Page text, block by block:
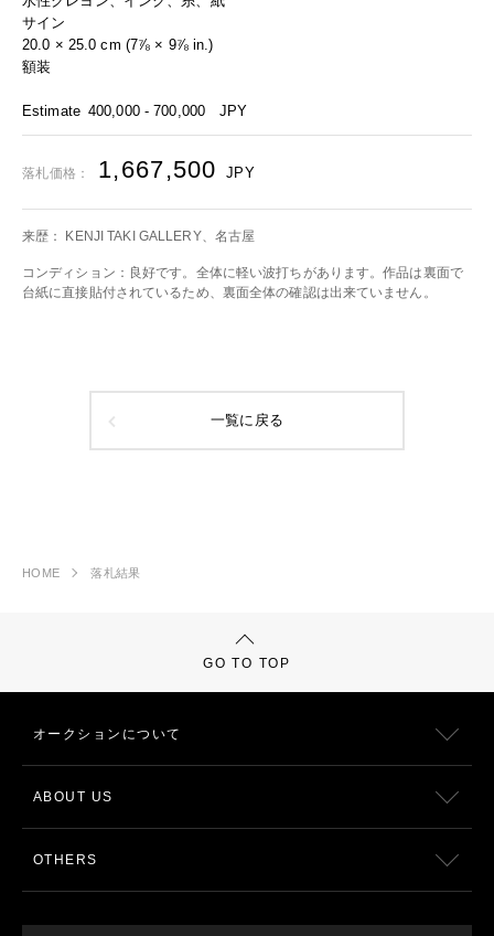
サイン
20.0 × 25.0 cm (7⅞ × 9⅞ in.)
額装
Estimate 400,000 - 700,000 JPY
落札価格： 1,667,500 JPY
来歴： KENJI TAKI GALLERY、名古屋
コンディション：良好です。全体に軽い波打ちがあります。作品は裏面で
台紙に直接貼付されているため、裏面全体の確認は出来ていません。
一覧に戻る
HOME 落札結果
GO TO TOP
オークションについて
ABOUT US
OTHERS